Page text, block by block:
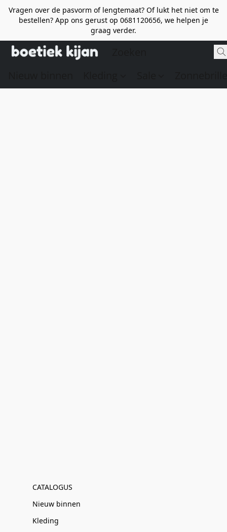
Vragen over de pasvorm of lengtemaat? Of lukt het niet om te
bestellen? App ons gerust op 0681120656, we helpen je
graag verder.
CATALOGUS
Nieuw binnen
Kleding